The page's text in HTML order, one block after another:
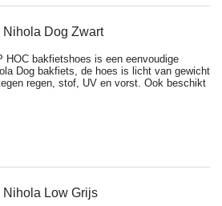
Dog Zwart
HOC bakfietshoes is een eenvoudige
Dog bakfiets, de hoes is licht van gewicht
regen, stof, UV en vorst. Ook beschikt
Low Grijs